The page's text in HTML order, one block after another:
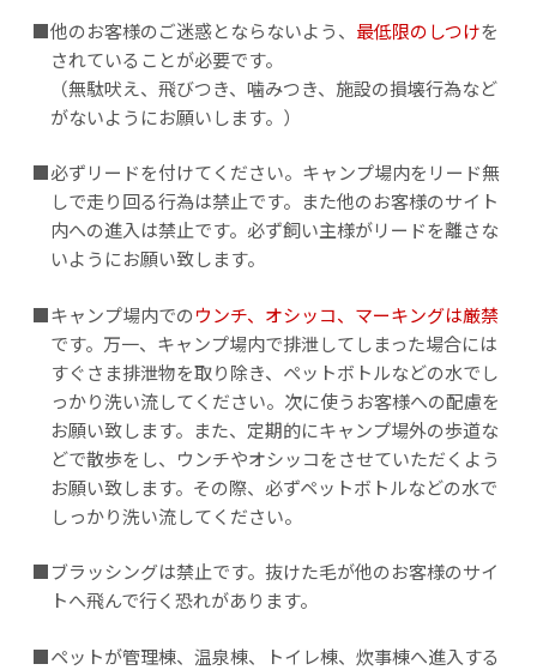
■他のお客様のご迷惑とならないよう、 最低限のしつけを
されていることが必要です。
（無駄吠え、飛びつき、噛みつき、施設の損壊行為など
がないようにお願いします。）
■必ずリードを付けてください。キャンプ場内をリード無
しで走り回る行為は禁止です。また他のお客様のサイト
内への進入は禁止です。必ず飼い主様がリードを離さな
いようにお願い致します。
■キャンプ場内でのウンチ、オシッコ、マーキングは厳禁
です。万一、キャンプ場内で排泄してしまった場合には
すぐさま排泄物を取り除き、ペットボトルなどの水でし
っかり洗い流してください。次に使うお客様への配慮を
お願い致します。また、定期的にキャンプ場外の歩道な
どで散歩をし、ウンチやオシッコをさせていただくよう
お願い致します。その際、必ずペットボトルなどの水で
しっかり洗い流してください。
■ブラッシングは禁止です。抜けた毛が他のお客様のサイ
トへ飛んで行く恐れがあります。
■ペットが管理棟、温泉棟、トイレ棟、炊事棟へ進入する